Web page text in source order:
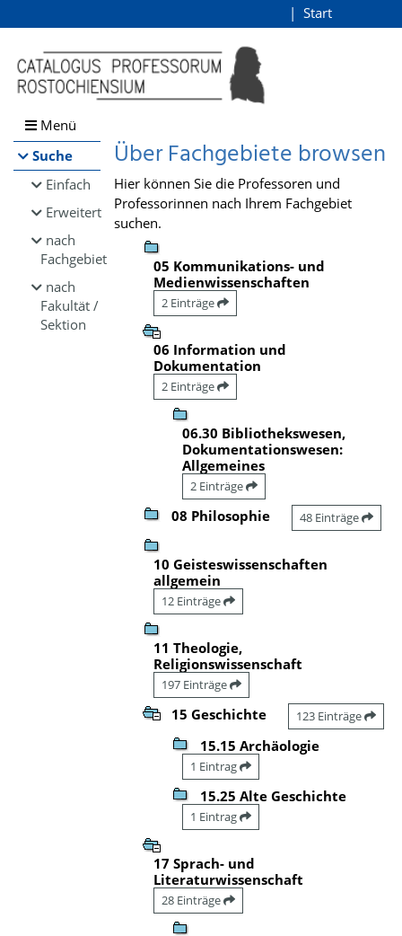
Browsen
direkt zum Inhalt
Start
Menü
Suche
Einfach
Erweitert
nach
Fachgebiet
nach
Fakultät /
Sektion
Über Fachgebiete browsen
Hier können Sie die Professoren und
Professorinnen nach Ihrem Fachgebiet
suchen.
05 Kommunikations- und
Medienwissenschaften
2 Einträge
06 Information und
Dokumentation
2 Einträge
06.30 Bibliothekswesen,
Dokumentationswesen:
Allgemeines
2 Einträge
08 Philosophie 48 Einträge
10 Geisteswissenschaften
allgemein
12 Einträge
11 Theologie,
Religionswissenschaft
197 Einträge
15 Geschichte 123 Einträge
15.15 Archäologie
1 Eintrag
15.25 Alte Geschichte
1 Eintrag
17 Sprach- und
Literaturwissenschaft
28 Einträge